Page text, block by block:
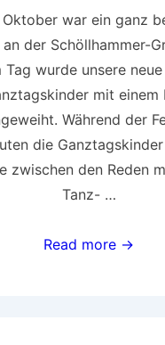
war ein ganz
der Schöllhammer-
Tag wurde unsere
mit einem
Während der
die
zwischen den Reden
Tanz- …
Unsere
Read more →